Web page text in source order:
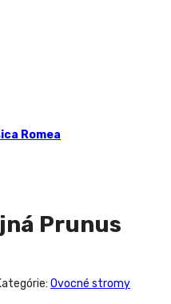
Romea
Prunus
Ovocné stromy